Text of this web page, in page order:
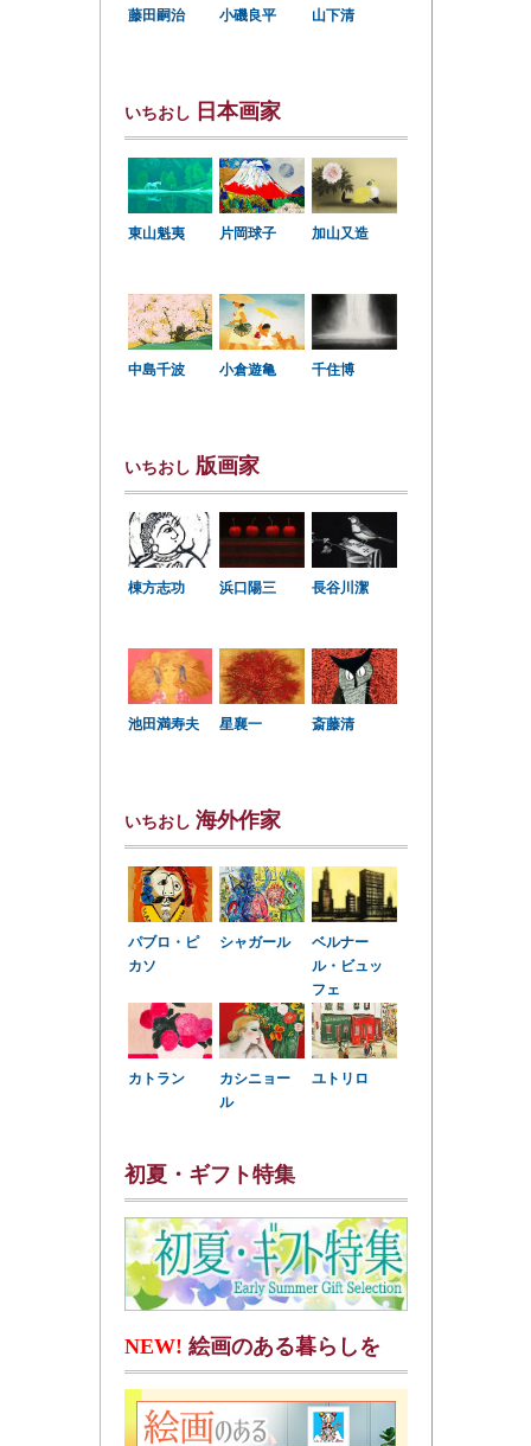
藤田嗣治 小磯良平 山下清
いちおし 日本画家
東山魁夷 片岡球子 加山又造
中島千波 小倉遊亀 千住博
いちおし 版画家
棟方志功 浜口陽三 長谷川潔
池田満寿夫 星襄一 斎藤清
いちおし 海外作家
パブロ・ピ
カソ
シャガール
ベルナー
ル・ビュッ
フェ
カトラン
カシニョー
ル
ユトリロ
初夏・ギフト特集
NEW! 絵画のある暮らしを